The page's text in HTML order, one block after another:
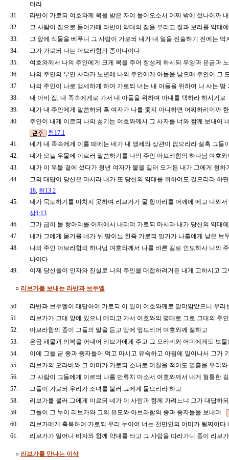
더라
31.
라반이 가로되 여호와께 복을 받은 자여 들어오소서 어찌 밖에 섰나이까
32.
그 사람이 집으로 들어가매 라반이 약대의 짐을 부리고 짚과 보리를 약
33.
그 앞에 식물을 베푸니 그 사람이 가로되 내가 내 일을 진술하기 전에는
34.
그가 가로되 나는 아브라함의 종이니이다
35.
여호와께서 나의 주인에게 크게 복을 주어 창성케 하시되 우양과 은금과
36.
나의 주인의 부인 사라가 노년에 나의 주인에게 아들을 낳으매 주인이
37.
나의 주인이 나로 맹세하게 하여 가로되 너는 내 아들을 위하여 나 사는
38.
내 아비 집, 내 족속에게로 가서 내 아들을 위하여 아내를 택하라 하시기
39.
내가 내 주인에게 말씀하되 혹 여자가 나를 좇지 아니하면 어찌하리이까
40.
주인이 내게 이르되 나의 섬기는 여호와께서 그 사자를 너와 함께 보내
창17:1
41.
네가 내 족속에게 이를 때에는 네가 내 맹세와 상관이 없으리라 설혹 그
42.
내가 오늘 우물에 이르러 말씀하기를 나의 주인 아브라함의 하나님 여호
43.
내가 이 우물 곁에 섰다가 청년 여자가 물을 길러 오거든 내가 그에게 청
44.
그의 대답이 당신은 마시라 내가 또 당신의 약대를 위하여도 길으리라
18, 히13:2
45.
내가 묵도하기를 마치지 못하여 리브가가 물 항아리를 어깨에 메고 나
상1:13
46.
그가 급히 물 항아리를 어깨에서 내리며 가로되 마시라 내가 당신의 약
47.
내가 그에게 묻기를 네가 뉘 딸이뇨 한즉 가로되 밀가가 나홀에게 낳은
48.
나의 주인 아브라함의 하나님 여호와께서 나를 바른 길로 인도하사 나의
나이다
49.
이제 당신들이 인자와 진실로 나의 주인을 대접하려거든 내게 고하시고
○ 리브가를 보내는 라반과 브두엘
50.
라반과 브두엘이 대답하여 가로되 이 일이 여호와께로 말미암았으니 우
51.
리브가가 그대 앞에 있으니 데리고 가서 여호와의 명대로 그로 그대의
52.
아브라함의 종이 그들의 말을 듣고 땅에 엎드리어 여호와께 절하고
53.
은금 패물과 의복을 꺼내어 리브가에게 주고 그 오라비와 어미에게도 보
54.
이에 그들 곧 종과 종자들이 먹고 마시고 유숙하고 아침에 일어나서 그
55.
리브가의 오라비와 그 어미가 가로되 소녀로 며칠을 적어도 열흘을 우리
56.
그 사람이 그들에게 이르되 나를 만류치 마소서 여호와께서 내게 형통한
57.
그들이 가로되 우리가 소녀를 불러 그에게 물으리라 하고
58.
리브가를 불러 그에게 이르되 네가 이 사람과 함께 가려느냐 그가 대답하
59.
그들이 그 누이 리브가와 그의 유모와 아브라함의 종과 종자들을 보내며
60.
리브가에게 축복하여 가로되 우리 누이여 너는 천만인의 어미가 될찌어
61.
리브가가 일어나 비자와 함께 약대를 타고 그 사람을 따라가니 종이 리브
○ 리브가를 만나는 이삭